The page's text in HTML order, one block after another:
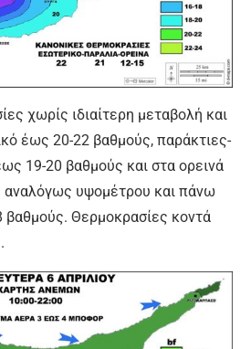
χωρίς ιδιαίτερη μεταβολή και
έως 20-22 βαθμούς, παράκτιες-
19-20 βαθμούς και στα ορεινά
αναλόγως υψομέτρου και πάνω
Θερμοκρασίες κοντά